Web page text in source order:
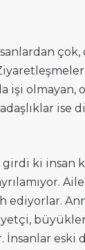
çok,
işi
ise
ki insan
ediyorlar.
eski